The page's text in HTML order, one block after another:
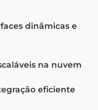
dinâmicas e
na nuvem
eficiente